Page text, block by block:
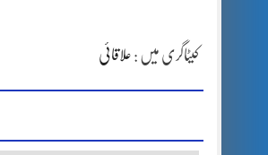
کیٹاگری میں : علاقائی